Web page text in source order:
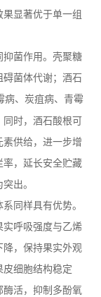
显著优于单一组
抑菌作用。壳聚糖
菌体代谢；酒石
病、炭疽病、青霉
时，酒石酸根可
供给，进一步增
率，延长安全贮藏
出。
同样具有优势。
实呼吸强度与乙烯
降，保持果实外观
细胞结构稳定
酶活，抑制多酚氧